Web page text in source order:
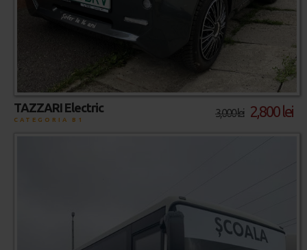
3,000 lei 2,800 lei
TAZZARI Electric
CATEGORIA B1